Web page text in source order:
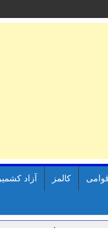
کالمز آزاد کشمیر